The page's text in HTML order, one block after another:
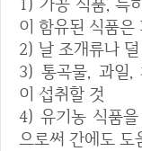
이 함유된 식품은
2) 날 조개류나
3) 통곡물, 과일,
이 섭취할 것
4) 유기농 식품
으로써 간에도 도